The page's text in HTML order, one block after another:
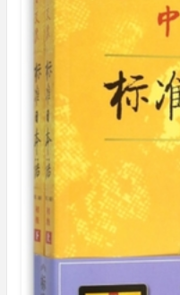
Mo
Di
Di
Mi
Do
Fr
Actual availability may differ.
Shown inAsia/Tokyo